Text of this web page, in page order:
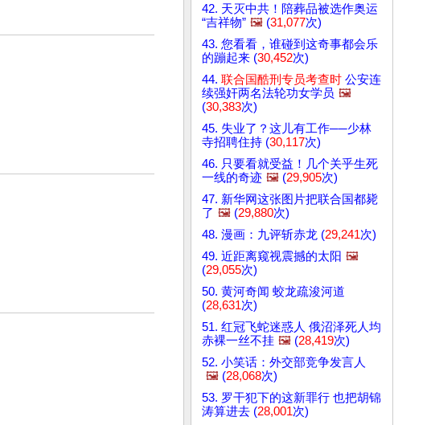
42. 天灭中共！陪葬品被选作奥运
“吉祥物” 🖼️ (31,077次)
43. 您看看，谁碰到这奇事都会乐
的蹦起来 (30,452次)
44. 联合国酷刑专员考查时 公安连
续强奸两名法轮功女学员 🖼️
(30,383次)
45. 失业了？这儿有工作──少林
寺招聘住持 (30,117次)
46. 只要看就受益！几个关乎生死
一线的奇迹 🖼️ (29,905次)
47. 新华网这张图片把联合国都毙
了 🖼️ (29,880次)
48. 漫画：九评斩赤龙 (29,241次)
49. 近距离窥视震撼的太阳 🖼️
(29,055次)
50. 黄河奇闻 蛟龙疏浚河道
(28,631次)
51. 红冠飞蛇迷惑人 俄沼泽死人均
赤裸一丝不挂 🖼️ (28,419次)
52. 小笑话：外交部竞争发言人
🖼️ (28,068次)
53. 罗干犯下的这新罪行 也把胡锦
涛算进去 (28,001次)